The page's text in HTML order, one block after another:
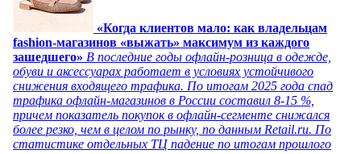
«Когда клиентов мало: как владельцам
fashion-магазинов «выжать» максимум из каждого
зашедшего» В последние годы офлайн-розница в одежде,
обуви и аксессуарах работает в условиях устойчивого
снижения входящего трафика. По итогам 2025 года спад
трафика офлайн-магазинов в России составил 8-15 %,
причем показатель покупок в офлайн-сегменте снижался
более резко, чем в целом по рынку, по данным Retail.ru. По
статистике отдельных ТЦ падение по итогам прошлого